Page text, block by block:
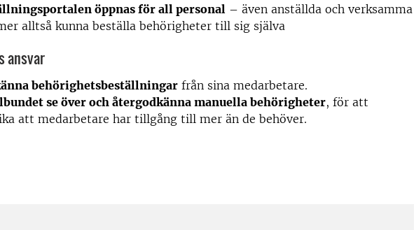
öppnas för all personal – även anställda och verksamma
alltså kunna beställa behörigheter till sig själva
ansvar
behörighetsbeställningar från sina medarbetare.
se över och återgodkänna manuella behörigheter, för att
att medarbetare har tillgång till mer än de behöver.